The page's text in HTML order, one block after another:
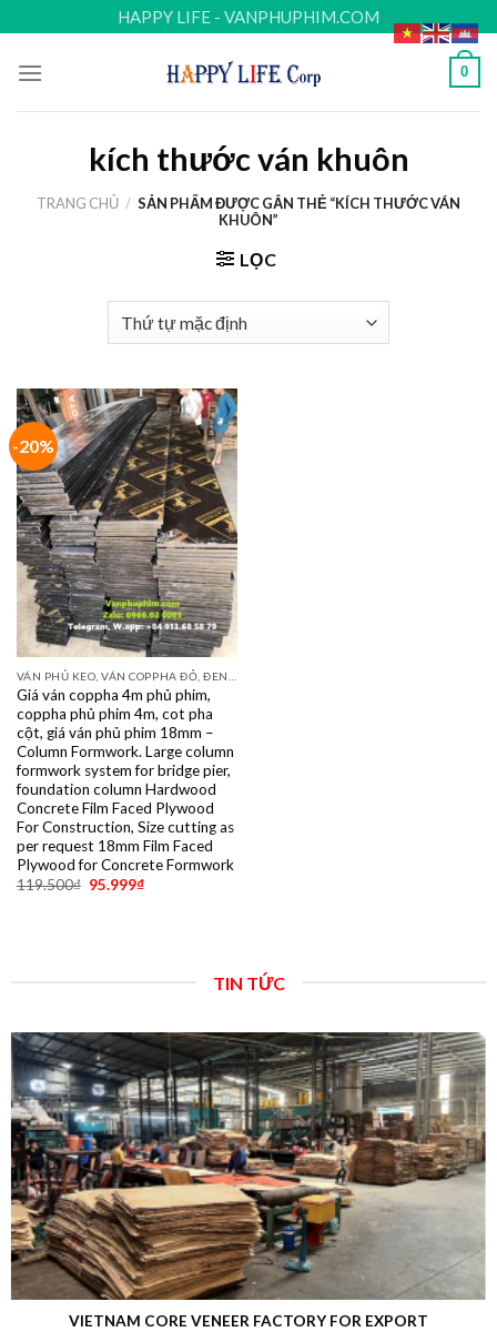
to
content
HAPPY LIFE - VANPHUPHIM.COM
0
kích thước ván khuôn
TRANG CHỦ / SẢN PHẨM ĐƯỢC GẮN THẺ “KÍCH THƯỚC VÁN
KHUÔN”
LỌC
-20%
Giá ván coppha 4m phủ phim,
coppha phủ phim 4m, cot pha
cột, giá ván phủ phim 18mm –
Column Formwork. Large column
formwork system for bridge pier,
foundation column Hardwood
Concrete Film Faced Plywood
For Construction, Size cutting as
per request 18mm Film Faced
Plywood for Concrete Formwork
119.500₫ 95.999₫
TIN TỨC
FOR EXPORT LAMINATED VENEER